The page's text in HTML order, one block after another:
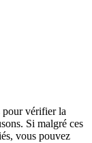
pour vérifier la
Si malgré ces
vous pouvez